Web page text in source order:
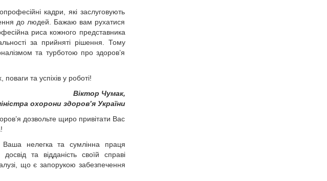
кадри, які заслуговують
до людей. Бажаю вам рухатися
риса кожного представника
за прийняті рішення. Тому
та турботою про здоров’я
та успіхів у роботі!
Віктор Чумак,
охорони здоров’я України
дозвольте щиро привітати Вас
нелегка та сумлінна праця
та відданість своїй справі
що є запорукою забезпечення